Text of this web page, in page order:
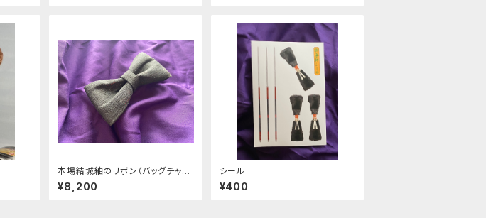
本場結城紬のリボン（バッグチャー
ム）
¥8,200
シール
¥400